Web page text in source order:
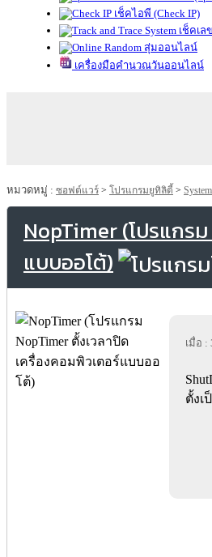
เช็คไอพี (Check IP)
เช็คเล
สุ่มออนไลน์
เครื่องมือคำนวณวันออนไลน์
หมวดหมู่ : ซอฟต์แวร์ > โปรแกรมยูทิลิตี้ >
NopTimer (โปรแกร
แบบออโต้)
เมื่อ :
ตั้งเ